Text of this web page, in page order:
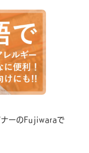
ナーのFujiwaraで